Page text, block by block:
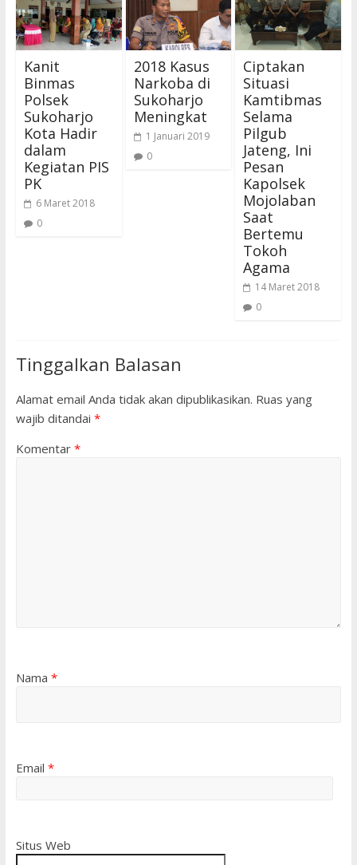
Kanit
Binmas
Polsek
Sukoharjo
Kota Hadir
dalam
Kegiatan PIS
PK
6 Maret 2018
0
2018 Kasus
Narkoba di
Sukoharjo
Meningkat
1 Januari 2019
0
Ciptakan
Situasi
Kamtibmas
Selama
Pilgub
Jateng, Ini
Pesan
Kapolsek
Mojolaban
Saat
Bertemu
Tokoh
Agama
14 Maret 2018
0
Tinggalkan Balasan
Alamat email Anda tidak akan dipublikasikan. Ruas yang
wajib ditandai *
Komentar *
Nama *
Email *
Situs Web